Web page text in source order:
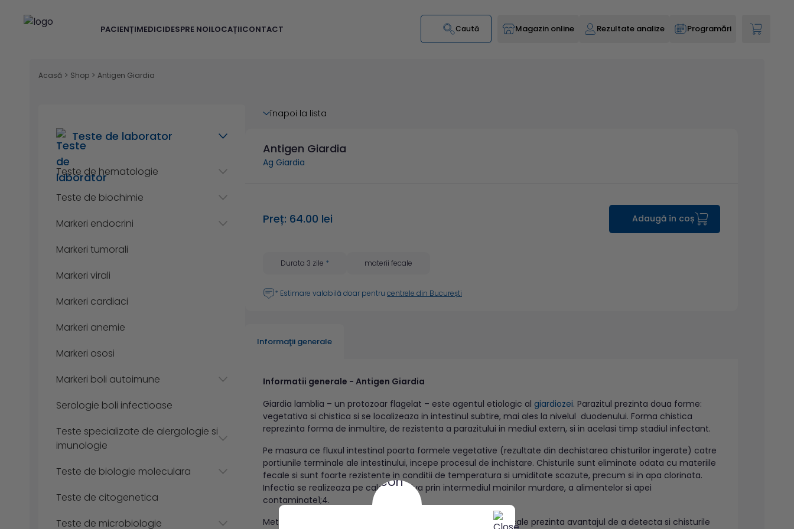
PACIENȚIMEDICIDESPRE NOILOCAȚIICONTACT Caută Magazin online Rezultate analize Programări
Acasă > Shop > Antigen Giardia
Teste de laborator
Teste de hematologie
Teste de biochimie
Markeri endocrini
Markeri tumorali
Markeri virali
Markeri cardiaci
Markeri anemie
Markeri ososi
Markeri boli autoimune
Serologie boli infectioase
Teste specializate de alergologie si
imunologie
Teste de biologie moleculara
Teste de citogenetica
Teste de microbiologie
înapoi la lista
Antigen Giardia
Ag Giardia
Preț: 64.00 lei Adaugă în coș
Durata 3 zile * materii fecale
* Estimare valabilă doar pentru centrele din București
Informaţii generale
Informatii generale - Antigen Giardia
Giardia lamblia – un protozoar flagelat – este agentul etiologic al giardiozei. Parazitul prezinta doua forme:
vegetativa si chistica si se localizeaza in intestinul subtire, mai ales la nivelul duodenului. Forma chistica
reprezinta forma de inmultire, de rezistenta a parazitului in mediul extern, si in acelasi timp stadiul infectant.
Pe masura ce fluxul intestinal poarta formele vegetative (rezultate din dechistarea chisturilor ingerate) catre
portiunile terminale ale intestinului, incepe procesul de inchistare. Chisturile sunt eliminate odata cu materiile
fecale si sunt foarte rezistente in conditii de temperatura si umiditate scazute, precum si in apa clorinata.
Infectia se realizeaza pe cale digestiva prin intermediul mainilor murdare, a alimentelor si apei
contaminate1;4.
Metoda imunologica de depistare a antigenului Giardia in fecale prezinta avantajul de a detecta si chisturile